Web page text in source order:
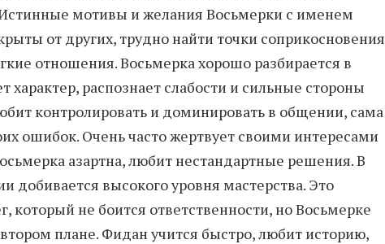
мотивы и желания Восьмерки с именем
от других, трудно найти точки соприкосновения
отношения. Восьмерка хорошо разбирается в
характер, распознает слабости и сильные стороны
контролировать и доминировать в общении, сама
ошибок. Очень часто жертвует своими интересами
азартна, любит нестандартные решения. В
добивается высокого уровня мастерства. Это
который не боится ответственности, но Восьмерке
плане. Фидан учится быстро, любит историю,